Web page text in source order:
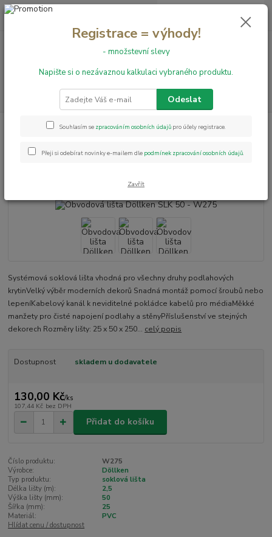
+420 731 199 591 0,00 Kč
Obvodové lišty Obvodová lišta Döllken SLK 50 - W275
Obvodová lišta Döllken SLK 50 -
Systémová soklová lišta vhodná pro všechny druhy podlahových
krytinVelký výběr moderních dekorů Snadná montáž pomocí šroubů nebo
lepeníKabelový kanál k neviditelné pokládce kabelů pro médiaMěkké
manžety pro čisté napojení podlahy a stěnyPříslušenství ve stejných
dekorech Rozměry lišty: 25 x 50 x 250... celý popis
Dostupnost skladem u dodavatele
130,00 Kč/ks
107,44 Kč bez DPH
Přidat do košíku
Číslo produktu:
W275
Výrobce:
Döllken
Typ produktu:
soklová lišta
Délka lišty (m):
2,5
Výška lišty (mm):
50
Šířka (mm):
25
Materiál:
PVC
Hlídat cenu / dostupnost
Registrace = výhody!
- množstevní slevy
Napište si o nezávaznou kalkulaci vybraného produktu.
Odeslat
Souhlasím se zpracováním osobních údajů pro účely registrace.
Přeji si odebírat novinky e-mailem dle podmínek zpracování osobních údajů.
Zavřít